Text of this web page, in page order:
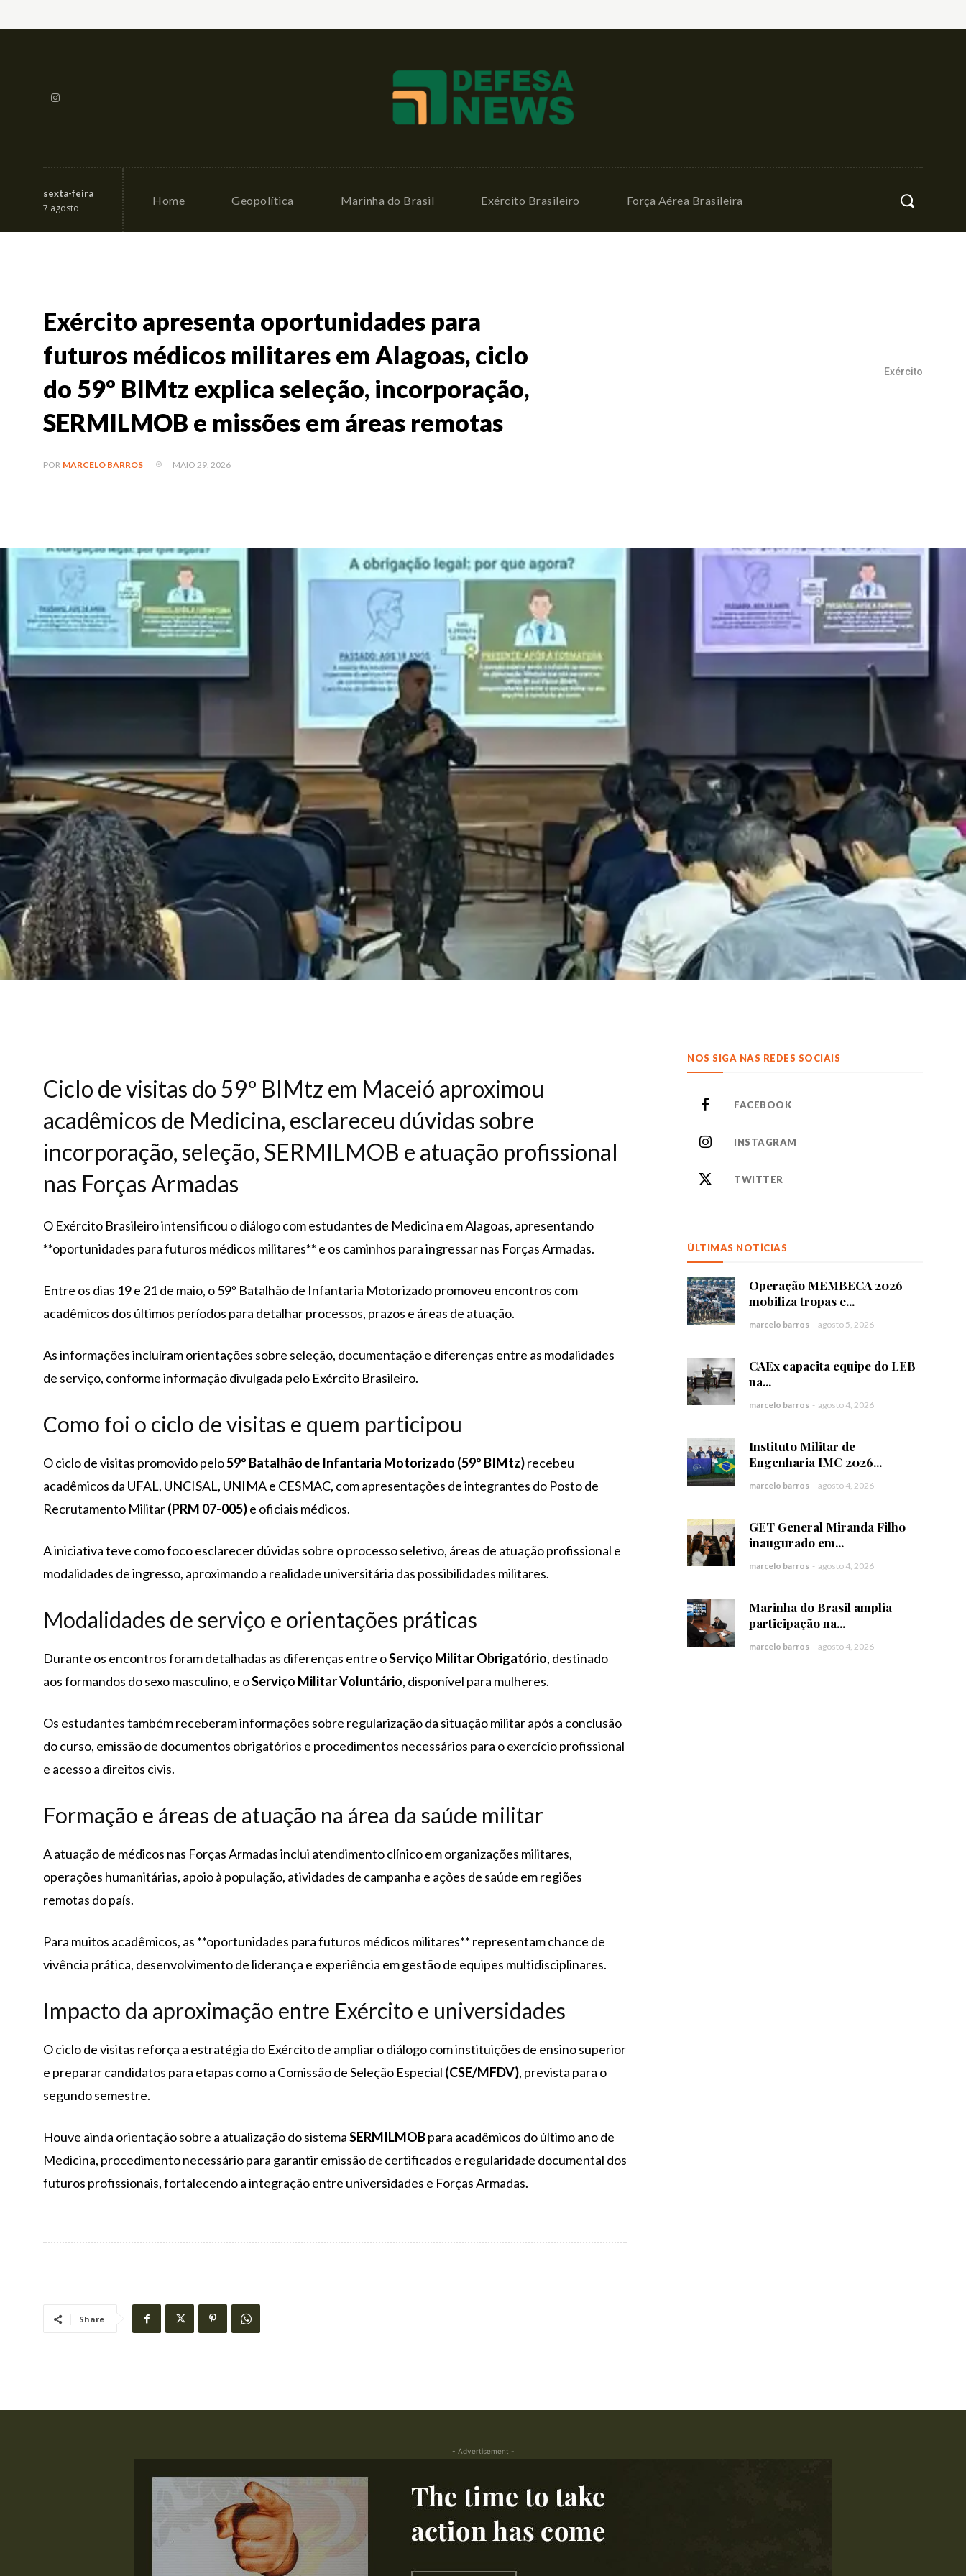
sexta-feira
7 agosto
Home Geopolítica Marinha do Brasil Exército Brasileiro Força Aérea Brasileira
Exército apresenta oportunidades para
futuros médicos militares em Alagoas, ciclo
do 59º BIMtz explica seleção, incorporação,
SERMILMOB e missões em áreas remotas
Exército
POR MARCELO BARROS MAIO 29, 2026
Ciclo de visitas do 59º BIMtz em Maceió aproximou
acadêmicos de Medicina, esclareceu dúvidas sobre
incorporação, seleção, SERMILMOB e atuação profissional
nas Forças Armadas
O Exército Brasileiro intensificou o diálogo com estudantes de Medicina em Alagoas, apresentando
**oportunidades para futuros médicos militares** e os caminhos para ingressar nas Forças Armadas.
Entre os dias 19 e 21 de maio, o 59º Batalhão de Infantaria Motorizado promoveu encontros com
acadêmicos dos últimos períodos para detalhar processos, prazos e áreas de atuação.
As informações incluíram orientações sobre seleção, documentação e diferenças entre as modalidades
de serviço, conforme informação divulgada pelo Exército Brasileiro.
Como foi o ciclo de visitas e quem participou
O ciclo de visitas promovido pelo59º Batalhão de Infantaria Motorizado (59º BIMtz)recebeu
acadêmicos da UFAL, UNCISAL, UNIMA e CESMAC, com apresentações de integrantes do Posto de
Recrutamento Militar(PRM 07-005)e oficiais médicos.
A iniciativa teve como foco esclarecer dúvidas sobre o processo seletivo, áreas de atuação profissional e
modalidades de ingresso, aproximando a realidade universitária das possibilidades militares.
Modalidades de serviço e orientações práticas
Durante os encontros foram detalhadas as diferenças entre oServiço Militar Obrigatório, destinado
aos formandos do sexo masculino, e oServiço Militar Voluntário, disponível para mulheres.
Os estudantes também receberam informações sobre regularização da situação militar após a conclusão
do curso, emissão de documentos obrigatórios e procedimentos necessários para o exercício profissional
e acesso a direitos civis.
Formação e áreas de atuação na área da saúde militar
A atuação de médicos nas Forças Armadas inclui atendimento clínico em organizações militares,
operações humanitárias, apoio à população, atividades de campanha e ações de saúde em regiões
remotas do país.
Para muitos acadêmicos, as **oportunidades para futuros médicos militares** representam chance de
vivência prática, desenvolvimento de liderança e experiência em gestão de equipes multidisciplinares.
Impacto da aproximação entre Exército e universidades
O ciclo de visitas reforça a estratégia do Exército de ampliar o diálogo com instituições de ensino superior
e preparar candidatos para etapas como a Comissão de Seleção Especial (CSE/MFDV), prevista para o
segundo semestre.
Houve ainda orientação sobre a atualização do sistemaSERMILMOBpara acadêmicos do último ano de
Medicina, procedimento necessário para garantir emissão de certificados e regularidade documental dos
futuros profissionais, fortalecendo a integração entre universidades e Forças Armadas.
Share
NOS SIGA NAS REDES SOCIAIS
FACEBOOK
INSTAGRAM
TWITTER
ÚLTIMAS NOTÍCIAS
Operação MEMBECA 2026
mobiliza tropas e...
marcelo barros - agosto 5, 2026
CAEx capacita equipe do LEB
na...
marcelo barros - agosto 4, 2026
Instituto Militar de
Engenharia IMC 2026...
marcelo barros - agosto 4, 2026
GET General Miranda Filho
inaugurado em...
marcelo barros - agosto 4, 2026
Marinha do Brasil amplia
participação na...
marcelo barros - agosto 4, 2026
- Advertisement -